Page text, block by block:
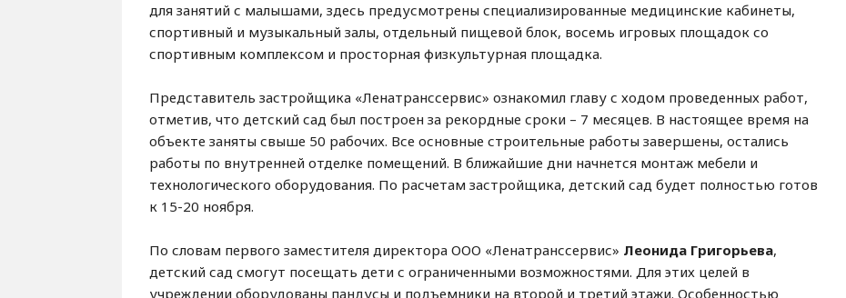
для занятий с малышами, здесь предусмотрены специализированные медицинские кабинеты,
спортивный и музыкальный залы, отдельный пищевой блок, восемь игровых площадок со
спортивным комплексом и просторная физкультурная площадка.
Представитель застройщика «Ленатранссервис» ознакомил главу с ходом проведенных работ,
отметив, что детский сад был построен за рекордные сроки – 7 месяцев. В настоящее время на
объекте заняты свыше 50 рабочих. Все основные строительные работы завершены, остались
работы по внутренней отделке помещений. В ближайшие дни начнется монтаж мебели и
технологического оборудования. По расчетам застройщика, детский сад будет полностью готов
к 15-20 ноября.
По словам первого заместителя директора ООО «Ленатранссервис» Леонида Григорьева,
детский сад смогут посещать дети с ограниченными возможностями. Для этих целей в
учреждении оборудованы пандусы и подъемники на второй и третий этажи. Особенностью